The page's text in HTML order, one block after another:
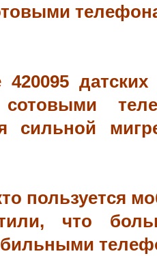
датских
сотовыми
сильной
пользуется
что